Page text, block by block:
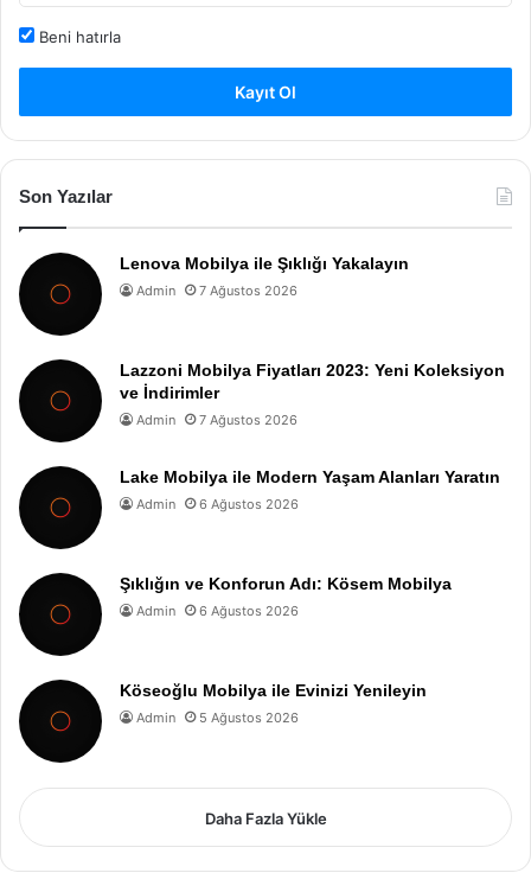
Beni hatırla
Kayıt Ol
Son Yazılar
Lenova Mobilya ile Şıklığı Yakalayın
Admin 7 Ağustos 2026
Lazzoni Mobilya Fiyatları 2023: Yeni Koleksiyon
ve İndirimler
Admin 7 Ağustos 2026
Lake Mobilya ile Modern Yaşam Alanları Yaratın
Admin 6 Ağustos 2026
Şıklığın ve Konforun Adı: Kösem Mobilya
Admin 6 Ağustos 2026
Köseoğlu Mobilya ile Evinizi Yenileyin
Admin 5 Ağustos 2026
Daha Fazla Yükle